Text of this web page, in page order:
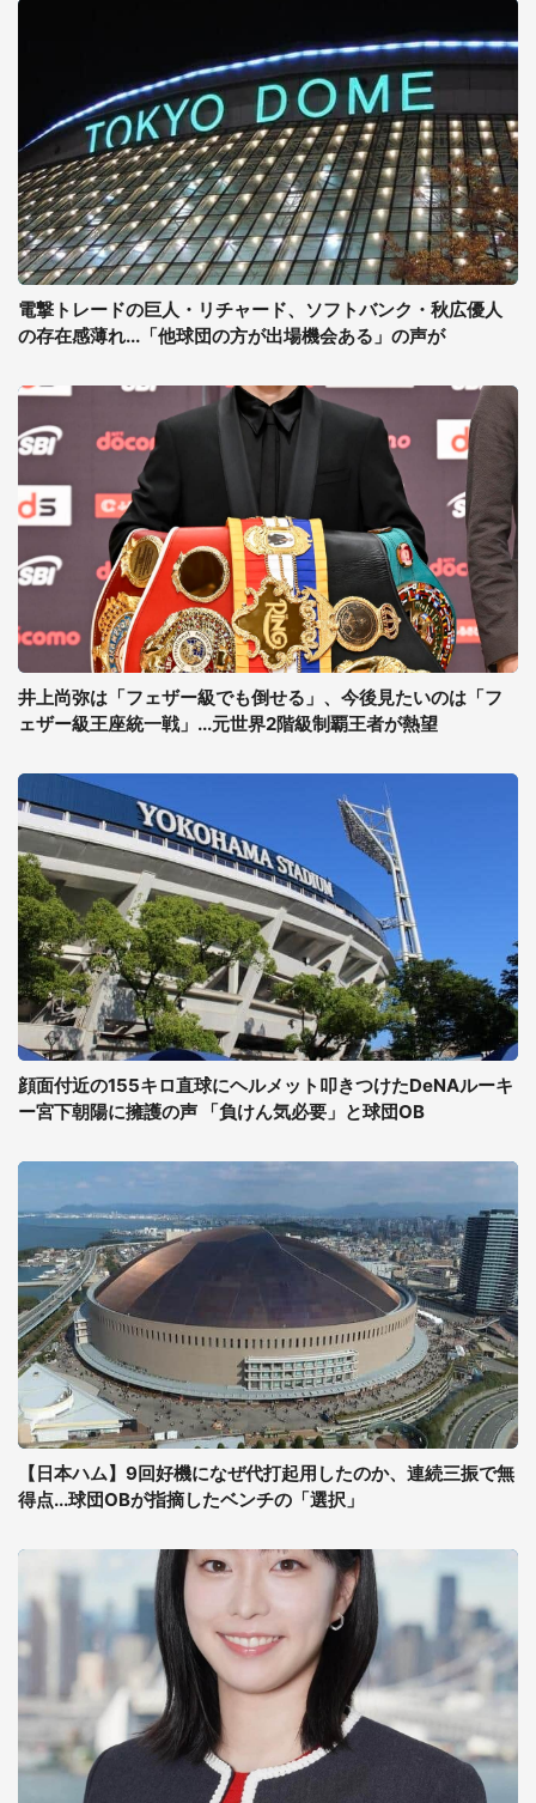
電撃トレードの巨人・リチャード、ソフトバンク・秋広優人
の存在感薄れ...「他球団の方が出場機会ある」の声が
井上尚弥は「フェザー級でも倒せる」、今後見たいのは「フ
ェザー級王座統一戦」...元世界2階級制覇王者が熱望
顔面付近の155キロ直球にヘルメット叩きつけたDeNAルーキ
ー宮下朝陽に擁護の声 「負けん気必要」と球団OB
【日本ハム】9回好機になぜ代打起用したのか、連続三振で無
得点...球団OBが指摘したベンチの「選択」